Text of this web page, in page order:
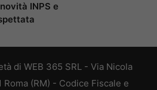
INPS e
di WEB 365 SRL - Via Nicola
Roma (RM) - Codice Fiscale e